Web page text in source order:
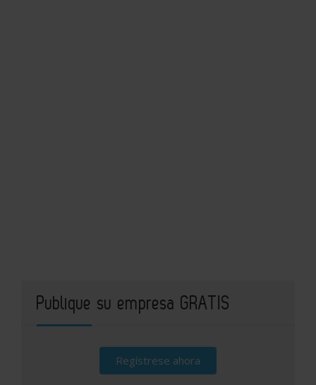
Publique su empresa GRATIS
Regístrese ahora